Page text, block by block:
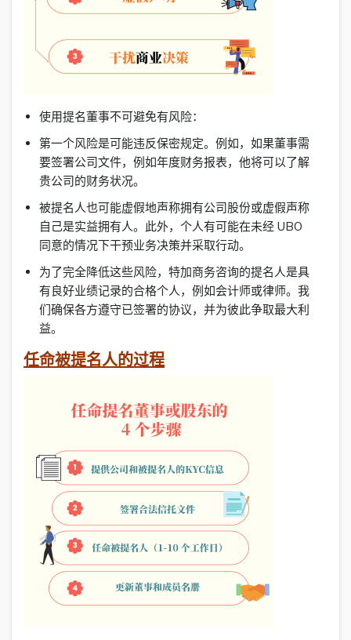
使用提名董事不可避免有风险：
第一个风险是可能违反保密规定。例如，如果董事需
要签署公司文件，例如年度财务报表，他将可以了解
贵公司的财务状况。
被提名人也可能虚假地声称拥有公司股份或虚假声称
自己是实益拥有人。此外，个人有可能在未经 UBO
同意的情况下干预业务决策并采取行动。
为了完全降低这些风险，特加商务咨询的提名人是具
有良好业绩记录的合格个人，例如会计师或律师。我
们确保各方遵守已签署的协议，并为彼此争取最大利
益。
任命被提名人的过程